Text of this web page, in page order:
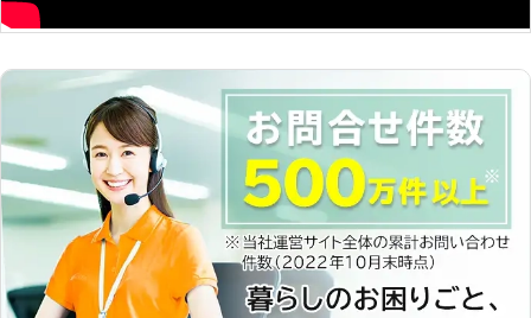
い。 創業12年、みなさまよりご信頼
ウスクリーニングや家具の組み立て、
不用品回収や引っ越し作業、雪かきな
どにもご対応しています。 ご遠慮な
く、なんでもお申しつけください！